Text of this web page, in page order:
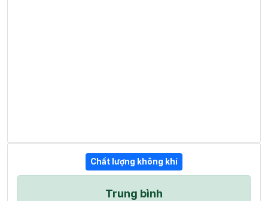
Chất lượng không khí
Trung bình